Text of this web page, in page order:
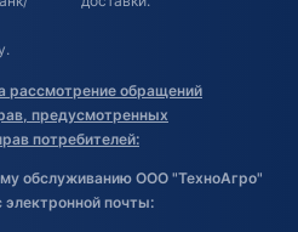
рассмотрение обращений
предусмотренных
потребителей:
обслуживанию ООО "ТехноАгро"
почты: